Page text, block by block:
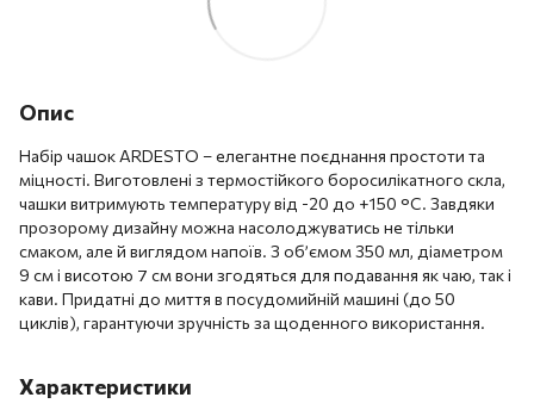
Опис
Набір чашок ARDESTO – елегантне поєднання простоти та
міцності. Виготовлені з термостійкого боросилікатного скла,
чашки витримують температуру від -20 до +150 °C. Завдяки
прозорому дизайну можна насолоджуватись не тільки
смаком, але й виглядом напоїв. З об’ємом 350 мл, діаметром
9 см і висотою 7 см вони згодяться для подавання як чаю, так і
кави. Придатні до миття в посудомийній машині (до 50
циклів), гарантуючи зручність за щоденного використання.
Характеристики